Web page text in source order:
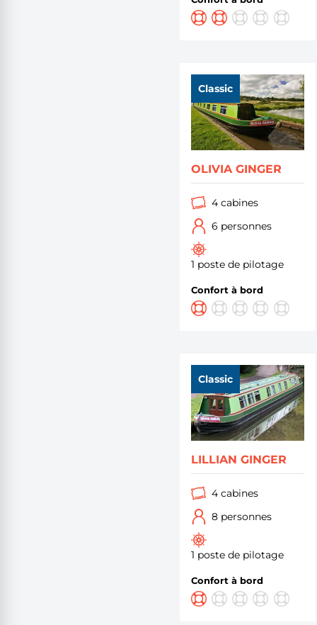
Classic
OLIVIA GINGER
4 cabines
6 personnes
1 poste de pilotage
Confort à bord
Classic
LILLIAN GINGER
4 cabines
8 personnes
1 poste de pilotage
Confort à bord